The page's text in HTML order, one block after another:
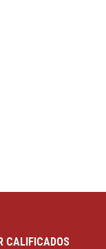
CALIFICADOS